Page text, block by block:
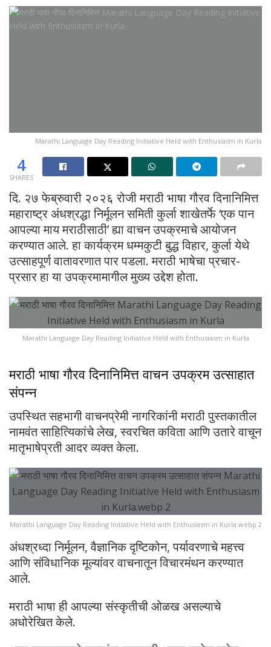
Marathi Language Day Reading Initiative Held with Enthusiasm in Kurla
4
SHARES
दि. २७ फेब्रुवारी २०२६ रोजी मराठी भाषा गौरव दिनानिमित्त
महाराष्ट्र अंधश्रद्धा निर्मूलन समिती कुर्ला शाखेतर्फे ‘एक पान
आपल्या माय मराठीसाठी’ ह्या वाचन उपक्रमाचे आयोजन
करण्यात आले. हा कार्यक्रम धम्मकुटी बुद्ध विहार, कुर्ला येथे
उत्साहपूर्ण वातावरणात पार पडला. मराठी भाषेचा प्रचार-
प्रसार हा या उपक्रमामागील मुख्य उद्देश होता.
Marathi Language Day Reading Initiative Held with Enthusiasm in Kurla
मराठी भाषा गौरव दिनानिमित्त वाचन उपक्रम उत्साहात
संपन्न
उपस्थित सहभागी वाचनप्रेमी नागरिकांनी मराठी पुस्तकातील
नामवंत साहित्यिकांचे लेख, स्वरचित कविता आणि उतारे वाचून
मातृभाषेप्रती आदर व्यक्त केला.
Marathi Language Day Reading Initiative Held with Enthusiasm in Kurla.webp 2
अंधश्रध्दा निर्मूलन, वैज्ञानिक दृष्टिकोन, पर्यावरणाचे महत्त्व
आणि संविधानिक मूल्यांवर वाचनातून विचारमंथन करण्यात
आले.
मराठी भाषा ही आपल्या संस्कृतीची ओळख असल्याचे
अधोरेखित केले.